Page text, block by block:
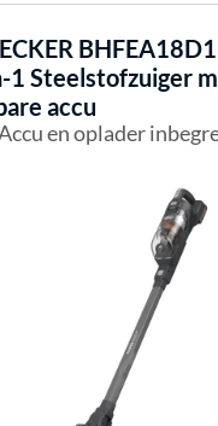
1 Steelstofzuiger
accu
en oplader